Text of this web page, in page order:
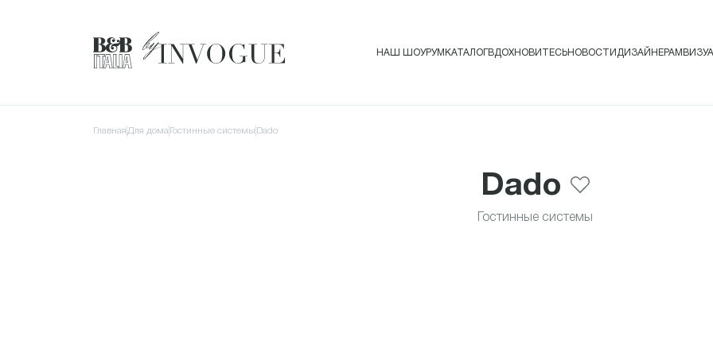
НАШ ШОУРУМ КАТАЛОГ ВДОХНОВИТЕСЬНОВОСТИ ДИЗАЙНЕРАМ
Главная для дома Гостинные системы Dado
Dado
Гостинные системы